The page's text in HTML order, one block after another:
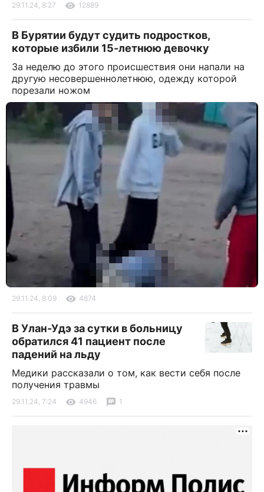
29.11.24, 8:27 12889
В Бурятии будут судить подростков,
которые избили 15-летнюю девочку
За неделю до этого происшествия они напали на
другую несовершеннолетнюю, одежду которой
порезали ножом
29.11.24, 8:09 4874
В Улан-Удэ за сутки в больницу
обратился 41 пациент после
падений на льду
Медики рассказали о том, как вести себя после
получения травмы
29.11.24, 7:24 4946 1